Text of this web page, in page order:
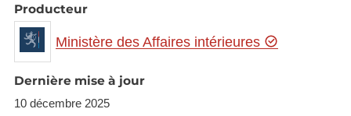
format « DOCX ».
Les schémas directeurs couvrant l’ensemble des
zones soumises à l’élaboration d’un plan
d’aménagement particulier „nouveau quartier“ sont
également mis à disposition tout comme les plans
Producteur
Ministère des Affaires intérieures
Dernière mise à jour
10 décembre 2025